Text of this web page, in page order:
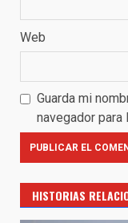
Web
Guarda mi
navegador para
HISTORIAS